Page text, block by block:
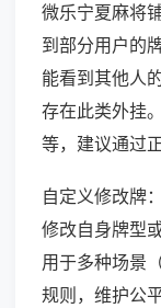
微乐宁夏麻将
到部分用户的
能看到其他人
存在此类外挂
等，建议通过
自定义修改牌
修改自身牌型
用于多种场景
规则，维护公